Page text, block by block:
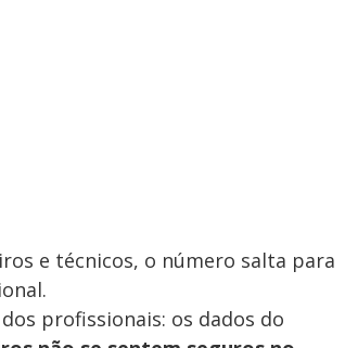
e técnicos, o número salta para
profissionais: os dados do